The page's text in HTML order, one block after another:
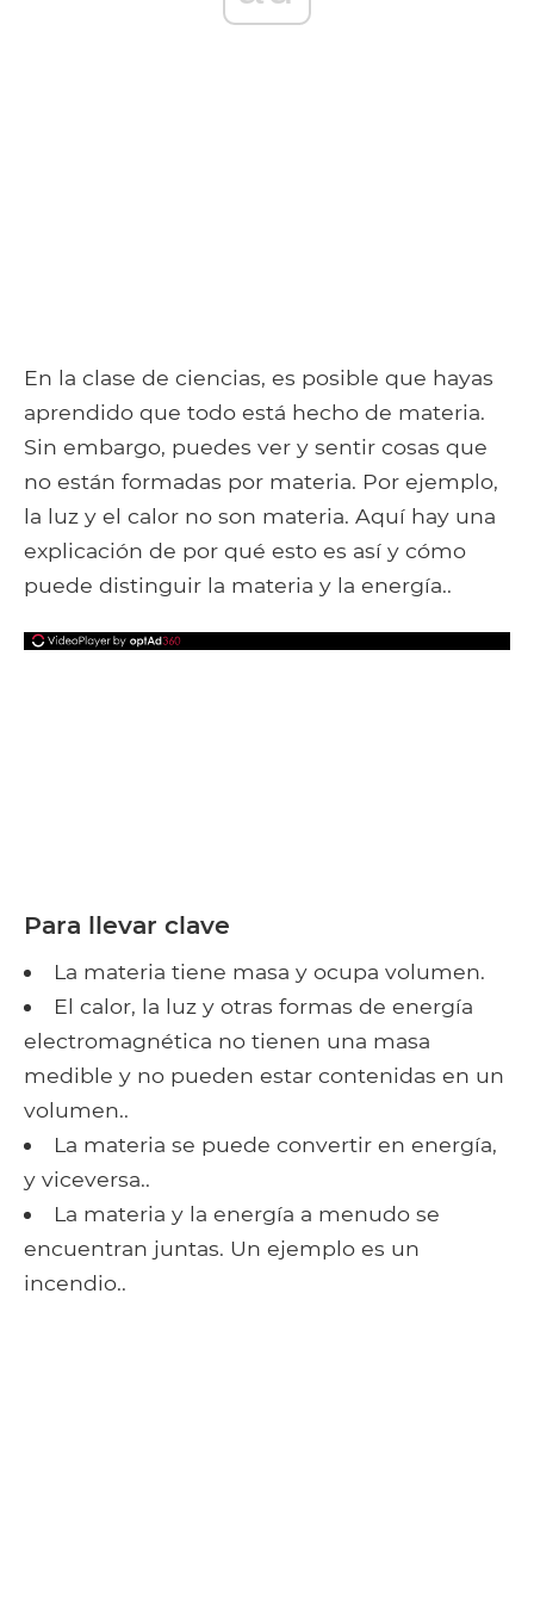
En la clase de ciencias, es posible que hayas
aprendido que todo está hecho de materia.
Sin embargo, puedes ver y sentir cosas que
no están formadas por materia. Por ejemplo,
la luz y el calor no son materia. Aquí hay una
explicación de por qué esto es así y cómo
puede distinguir la materia y la energía..
Para llevar clave
La materia tiene masa y ocupa volumen.
El calor, la luz y otras formas de energía
electromagnética no tienen una masa
medible y no pueden estar contenidas en un
volumen..
La materia se puede convertir en energía,
y viceversa..
La materia y la energía a menudo se
encuentran juntas. Un ejemplo es un
incendio..